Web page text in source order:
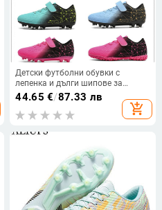
Детски футболни обувки с
лепенка и дълги шипове за
тренировки, размери 29-39
44.65 €/87.33 лв
add_shopping_cart